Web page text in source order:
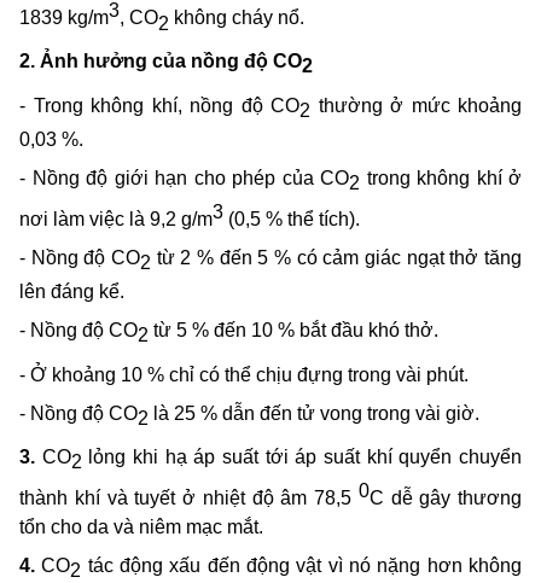
1839 kg/m3, CO2 không cháy nổ.
2. Ảnh hưởng của nồng độ CO2
- Trong không khí, nồng độ CO2 thường ở mức khoảng
0,03 %.
- Nồng độ giới hạn cho phép của CO2 trong không khí ở
nơi làm việc là 9,2 g/m3 (0,5 % thể tích).
- Nồng độ CO2 từ 2 % đến 5 % có cảm giác ngạt thở tăng
lên đáng kể.
- Nồng độ CO2 từ 5 % đến 10 % bắt đầu khó thở.
- Ở khoảng 10 % chỉ có thể chịu đựng trong vài phút.
- Nồng độ CO2 là 25 % dẫn đến tử vong trong vài giờ.
3. CO2 lỏng khi hạ áp suất tới áp suất khí quyển chuyển
thành khí và tuyết ở nhiệt độ âm 78,5 0C dễ gây thương
tổn cho da và niêm mạc mắt.
4. CO2 tác động xấu đến động vật vì nó nặng hơn không